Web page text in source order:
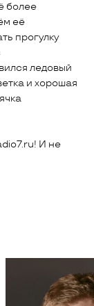
более
её
прогулку
ледовый
и хорошая
И не